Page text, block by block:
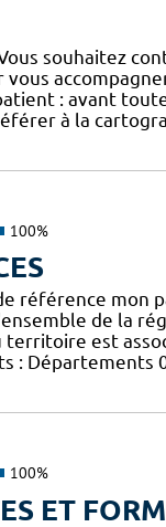
souhaitez
: avant
à la
100%
référence mon
de la
est
: Départements
100%
ET